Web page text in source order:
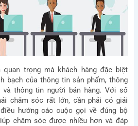
trọng mà khách hàng đặc biệt
bạch của thông tin sản phẩm, thông
thông tin người bán hàng. Với số
chăm sóc rất lớn, cần phải có giải
hướng các cuộc gọi về đúng bộ
chăm sóc được nhiều hơn và đáp